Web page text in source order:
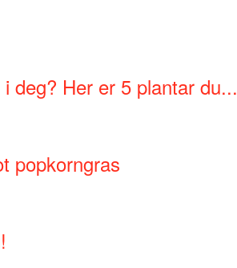
deg? Her er 5 plantar du...
popkorngras